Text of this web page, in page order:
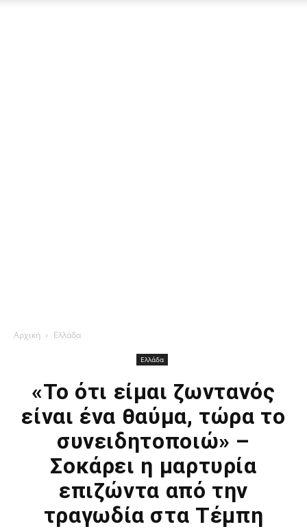
Αρχική Ελλάδα
Ελλάδα
«Το ότι είμαι ζωντανός
είναι ένα θαύμα, τώρα το
συνειδητοποιώ» –
Σοκάρει η μαρτυρία
επιζώντα από την
τραγωδία στα Τέμπη